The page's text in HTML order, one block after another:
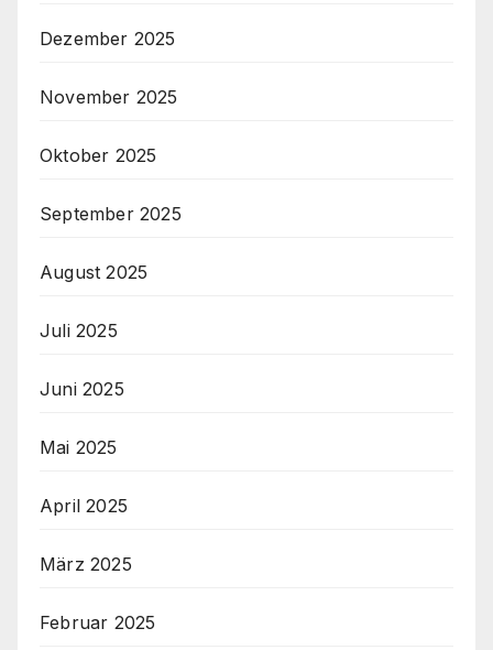
Dezember 2025
November 2025
Oktober 2025
September 2025
August 2025
Juli 2025
Juni 2025
Mai 2025
April 2025
März 2025
Februar 2025